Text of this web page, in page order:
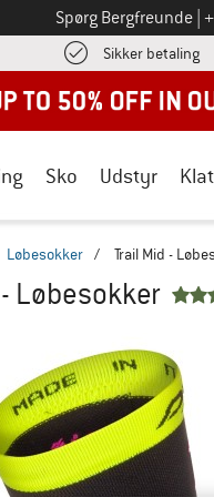
Spørg Bergfreunde
Sikker betaling
Sko Udstyr
Løbesokker / Trail Mid -
Løbesokker